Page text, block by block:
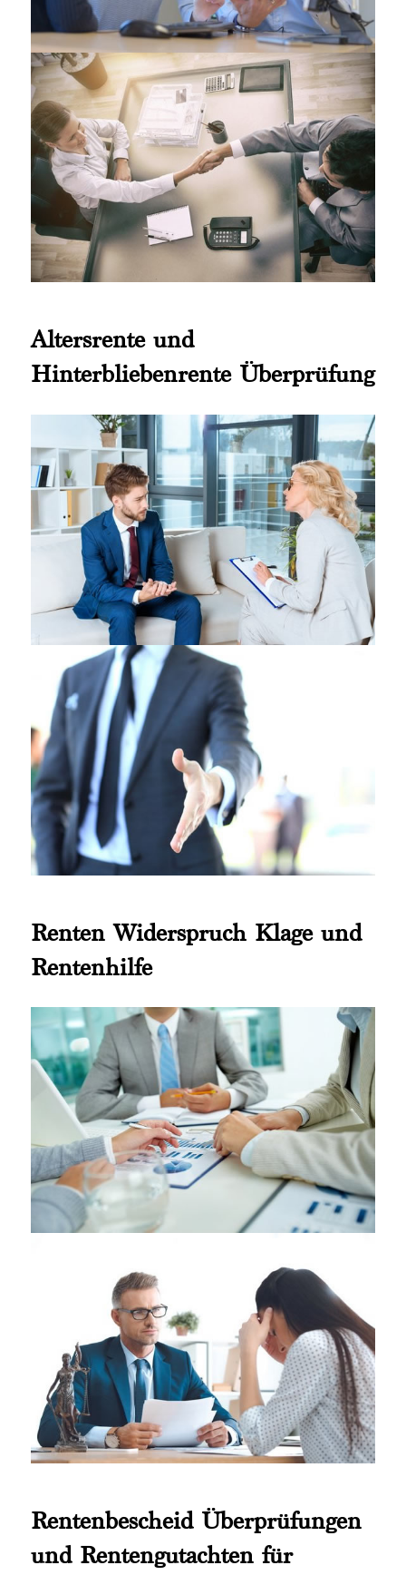
Altersrente und
Hinterbliebenrente Überprüfung
Renten Widerspruch Klage und
Rentenhilfe
Rentenbescheid Überprüfungen
und Rentengutachten für